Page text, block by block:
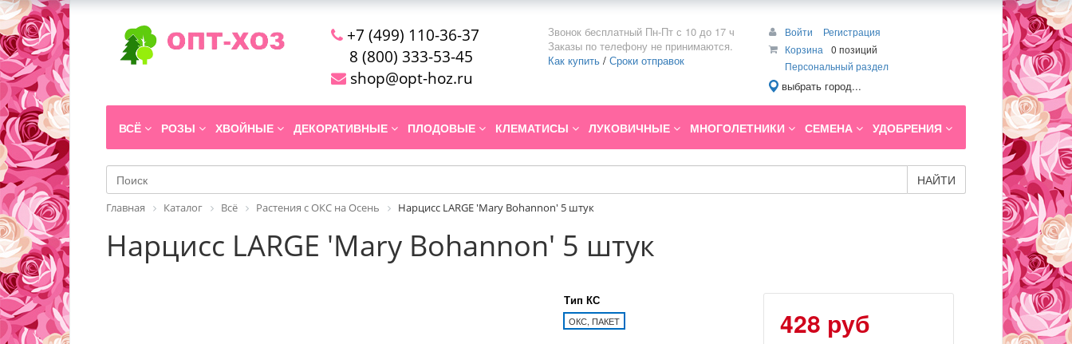
+7 (499) 110-36-37
8 (800) 333-53-45
shop@opt-hoz.ru
Звонок бесплатный Пн-Пт с 10 до 17 ч
Заказы по телефону не принимаются.
Как купить / Сроки отправок
Войти
Регистрация
Корзина
0 позиций
Персональный раздел
выбрать город...
ВСЁ РОЗЫ ХВОЙНЫЕ ДЕКОРАТИВНЫЕ ПЛОДОВЫЕ КЛЕМАТИСЫ ЛУКОВИЧНЫЕ МНОГОЛЕТНИКИ СЕМЕНА УДОБРЕНИЯ
НАЙТИ
Главная Каталог Всё Растения с ОКС на Осень Нарцисс LARGE 'Mary Bohannon' 5 штук
Нарцисс LARGE 'Mary Bohannon' 5 штук
Тип КС
ОКС, ПАКЕТ 428 руб